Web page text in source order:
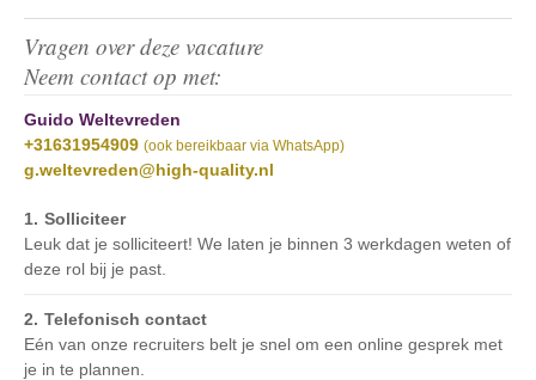
Vragen over deze vacature
Neem contact op met:
Guido Weltevreden
+31631954909 (ook bereikbaar via WhatsApp)
g.weltevreden@high-quality.nl
Solliciteer
Leuk dat je solliciteert! We laten je binnen 3 werkdagen weten of
deze rol bij je past.
Telefonisch contact
Eén van onze recruiters belt je snel om een online gesprek met
je in te plannen.